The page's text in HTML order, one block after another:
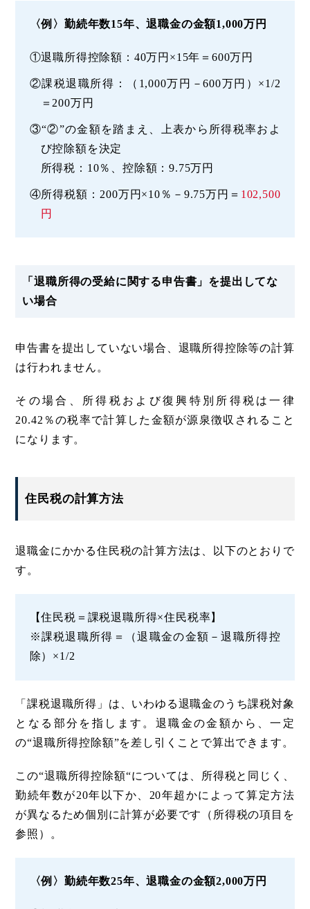
〈例〉勤続年数15年、退職金の金額1,000万円
①退職所得控除額：40万円×15年＝600万円
②課税退職所得：（1,000万円－600万円）×1/2
＝200万円
③“②”の金額を踏まえ、上表から所得税率およ
び控除額を決定
所得税：10％、控除額：9.75万円
④所得税額：200万円×10％－9.75万円＝ 102,500
円
「退職所得の受給に関する申告書」を提出してな
い場合
申告書を提出していない場合、退職所得控除等の計算
は行われません。
その場合、所得税および復興特別所得税は一律
20.42％の税率で計算した金額が源泉徴収されること
になります。
住民税の計算方法
退職金にかかる住民税の計算方法は、以下のとおりで
す。
【住民税＝課税退職所得×住民税率】
※課税退職所得＝（退職金の金額－退職所得控
除）×1/2
「課税退職所得」は、いわゆる退職金のうち課税対象
となる部分を指します。退職金の金額から、一定
の“退職所得控除額”を差し引くことで算出できます。
この“退職所得控除額“については、所得税と同じく、
勤続年数が20年以下か、20年超かによって算定方法
が異なるため個別に計算が必要です（所得税の項目を
参照）。
〈例〉勤続年数25年、退職金の金額2,000万円